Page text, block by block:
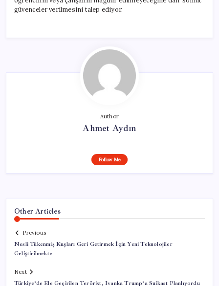
güvenceler verilmesini talep ediyor.
Author
Ahmet Aydın
Follow Me
Other Articles
Previous
Nesli Tükenmiş Kuşları Geri Getirmek İçin Yeni Teknolojiler
Geliştirilmekte
Next
Türkiye’de Ele Geçirilen Terörist, Ivanka Trump’a Suikast Planlıyordu